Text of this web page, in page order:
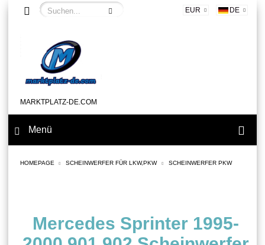
EUR DE
MARKTPLATZ-DE.COM
Menü
HOMEPAGE SCHEINWERFER FÜR LKW,PKW SCHEINWERFER PKW
Mercedes Sprinter 1995-